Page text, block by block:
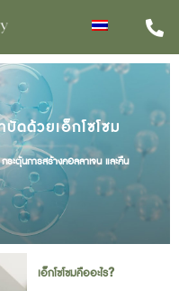
ดด้วยเอ็กโซโซม
ะตุ้นการสร้างคอลลาเจน และคืน
เอ็กโซโซมคืออะไร?